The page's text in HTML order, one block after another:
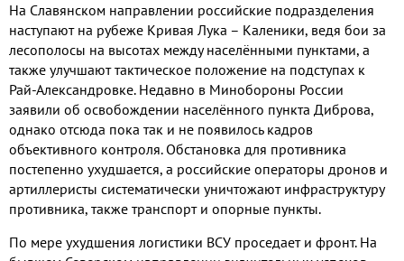
На Славянском направлении российские подразделения
наступают на рубеже Кривая Лука – Каленики, ведя бои за
лесополосы на высотах между населёнными пунктами, а
также улучшают тактическое положение на подступах к
Рай-Александровке. Недавно в Минобороны России
заявили об освобождении населённого пункта Диброва,
однако отсюда пока так и не появилось кадров
объективного контроля.Обстановка для противника
постепенно ухудшается, а российские операторы дронов и
артиллеристы систематически уничтожают инфраструктуру
противника, также транспорт и опорные пункты.
По мере ухудшения логистики ВСУ проседает и фронт. На